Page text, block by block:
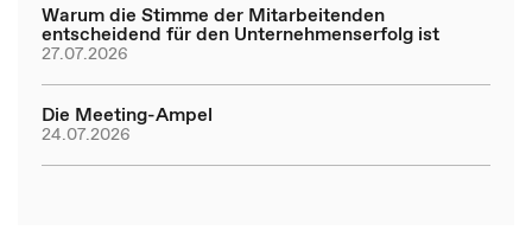
Warum die Stimme der Mitarbeitenden
entscheidend für den Unternehmenserfolg ist
27.07.2026
Die Meeting-Ampel
24.07.2026